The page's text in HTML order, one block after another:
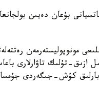
مونوپوليستەرمەن
ازىق-تۇلىك تاۋارلارى